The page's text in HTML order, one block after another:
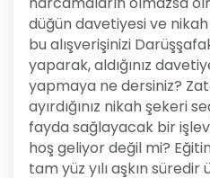
düğün davetiyesi ve
bu alışverişinizi
yaparak, aldığınız
yapmaya ne dersiniz?
ayırdığınız nikah şekeri
fayda sağlayacak bir
hoş geliyor değil mi?
tam yüz yılı aşkın